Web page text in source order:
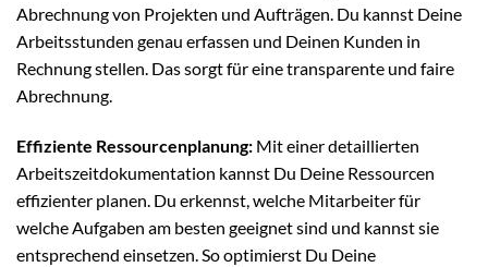
Abrechnung von Projekten und Aufträgen. Du kannst Deine
Arbeitsstunden genau erfassen und Deinen Kunden in
Rechnung stellen. Das sorgt für eine transparente und faire
Abrechnung.
Effiziente Ressourcenplanung: Mit einer detaillierten
Arbeitszeitdokumentation kannst Du Deine Ressourcen
effizienter planen. Du erkennst, welche Mitarbeiter für
welche Aufgaben am besten geeignet sind und kannst sie
entsprechend einsetzen. So optimierst Du Deine